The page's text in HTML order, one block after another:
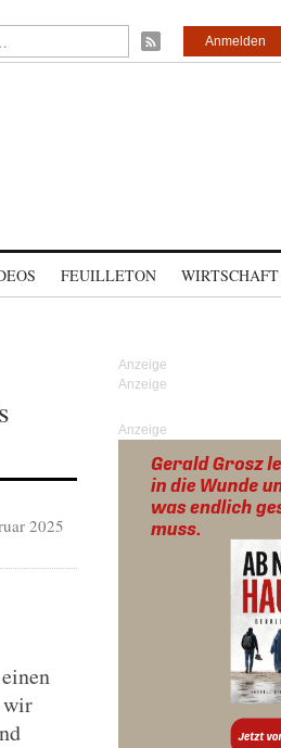
Anmelden
FEUILLETON WIRTSCHAFT
2025
wir
Anzeige